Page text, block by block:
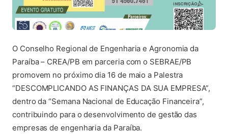
O Conselho Regional de Engenharia e Agronomia da
Paraíba – CREA/PB em parceria com o SEBRAE/PB
promovem no próximo dia 16 de maio a Palestra
“DESCOMPLICANDO AS FINANÇAS DA SUA EMPRESA”,
dentro da “Semana Nacional de Educação Financeira”,
contribuindo para o desenvolvimento de gestão das
empresas de engenharia da Paraíba.